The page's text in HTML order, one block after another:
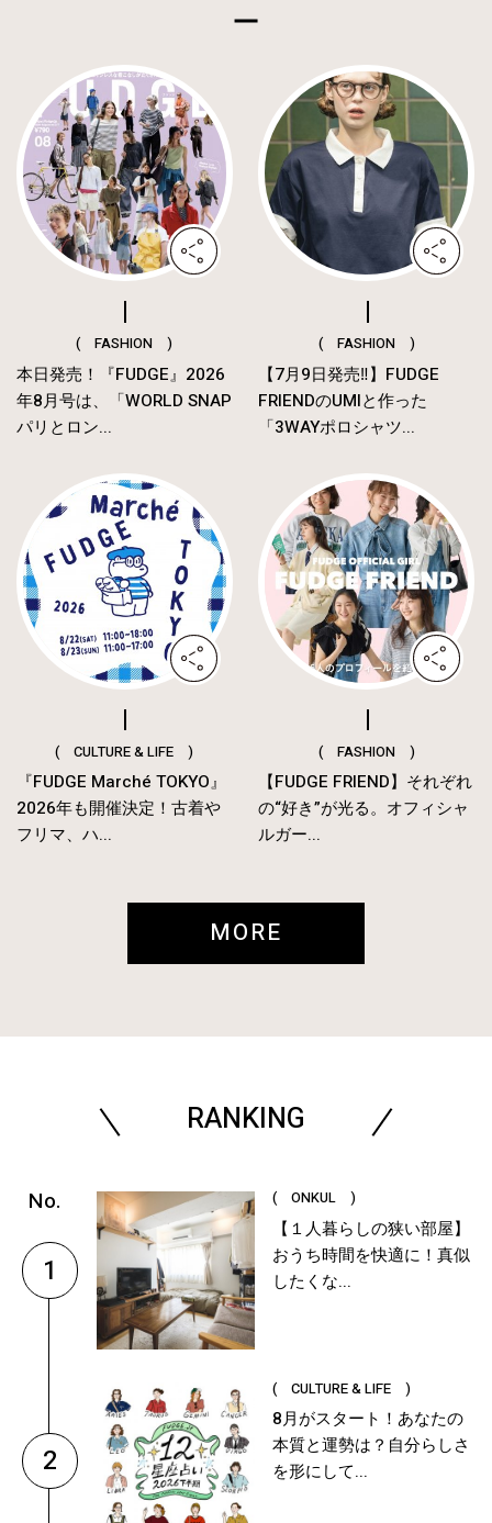
( FASHION )
本日発売！『FUDGE』2026
年8月号は、「WORLD SNAP
パリとロン...
( FASHION )
【7月9日発売‼︎】FUDGE
FRIENDのUMIと作った
「3WAYポロシャツ...
( CULTURE & LIFE )
『FUDGE Marché TOKYO』
2026年も開催決定！古着や
フリマ、ハ...
( FASHION )
【FUDGE FRIEND】それぞれ
の“好き”が光る。オフィシャ
ルガー...
MORE
RANKING
1
( ONKUL )
【１人暮らしの狭い部屋】
おうち時間を快適に！真似
したくな...
2
( CULTURE & LIFE )
8月がスタート！あなたの
本質と運勢は？自分らしさ
を形にして...